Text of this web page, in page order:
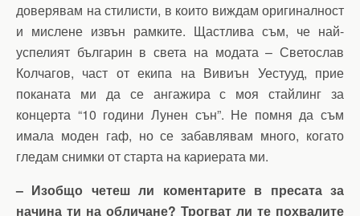
доверявам на стилисти, в които виждам оригиналност
и мислене извън рамките. Щастлива съм, че най-
успелият българин в света на модата – Светослав
Колчагов, част от екипа на Вивиън Уестууд, прие
поканата ми да се ангажира с моя стайлинг за
концерта “10 години Лунен сън”. Не помня да съм
имала моден гаф, но се забавлявам много, когато
гледам снимки от старта на кариерата ми.
– Изобщо четеш ли коментарите в пресата за
начина ти на обличане? Трогват ли те похвалите